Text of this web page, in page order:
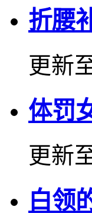
折腰
更新
体罚
更新
白领